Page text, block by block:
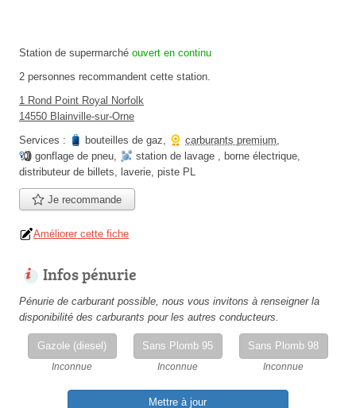
Station de supermarché ouvert en continu
2 personnes recommandent cette station.
1 Rond Point Royal Norfolk
14550 Blainville-sur-Orne
Services :
bouteilles de gaz, carburants premium,
gonflage de pneu, station de lavage , borne électrique,
distributeur de billets, laverie, piste PL
Je recommande
Améliorer cette fiche
Infos pénurie
Pénurie de carburant possible, nous vous invitons à renseigner la
disponibilité des carburants pour les autres conducteurs.
Gazole (diesel)
Inconnue
Sans Plomb 95
Inconnue
Sans Plomb 98
Inconnue
Mettre à jour